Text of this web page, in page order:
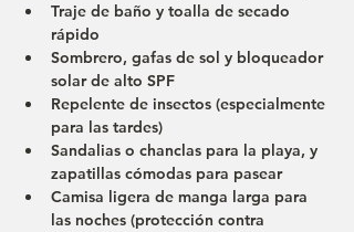
Traje de baño y toalla de secado
rápido
Sombrero, gafas de sol y bloqueador
solar de alto SPF
Repelente de insectos (especialmente
para las tardes)
Sandalias o chanclas para la playa, y
zapatillas cómodas para pasear
Camisa ligera de manga larga para
las noches (protección contra